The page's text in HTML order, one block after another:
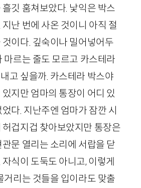
깃 훔쳐보았다. 낯익은 박스
난 번에 사온 것이니 아직 절
이다. 깊숙이나 밀어넣어두
마르는 줄도 모르고 카스테라
고 싶을까. 카스테라 박스야
지만 엄마의 통장이 어디 있
다. 지난주엔 엄마가 잠깐 시
겁지겁 찾아보았지만 통장은
문 열리는 소리에 서랍을 닫
식이 도둑도 아니고, 이렇게
거리는 것들을 입이라도 맞출